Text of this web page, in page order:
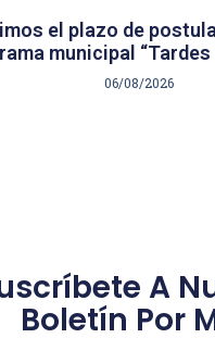
el plazo de
municipal “Tardes
06/08/2026
A
Boletín Por